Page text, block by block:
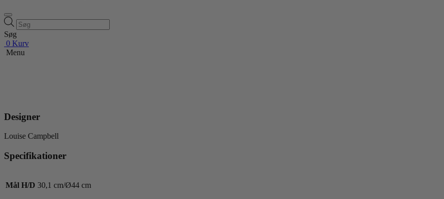
Products
search
Søg
0 Kurv
Menu
Designer
Louise Campbell
Specifikationer
Mål H/D 30,1 cm/Ø44 cm